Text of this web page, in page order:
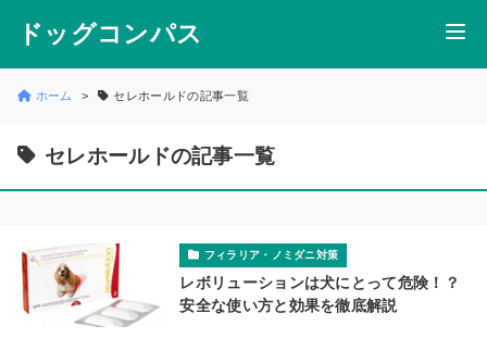
ドッグコンパス
ホーム セレホールドの記事一覧
セレホールドの記事一覧
フィラリア・ノミダニ対策
レボリューションは犬にとって危険！？
安全な使い方と効果を徹底解説